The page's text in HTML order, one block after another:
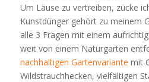
Um Läuse zu vertreiben, zücke
Kunstdünger gehört zu meinem
alle 3 Fragen mit einem
weit von einem Naturgarten
nachhaltigen Gartenvariante mit
Wildstrauchhecken, vielfältigen